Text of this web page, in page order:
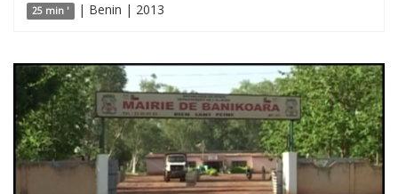
25 min ' | Benin | 2013